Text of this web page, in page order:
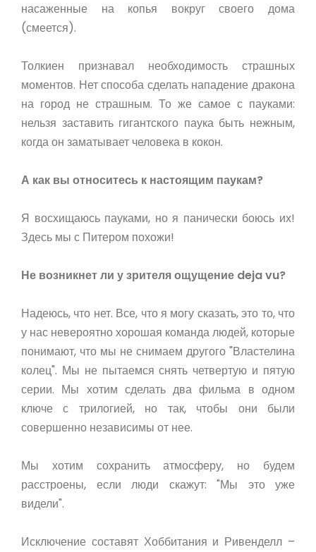
насаженные на копья вокруг своего дома
(смеется).
Толкиен признавал необходимость страшных
моментов. Нет способа сделать нападение дракона
на город не страшным. То же самое с пауками:
нельзя заставить гигантского паука быть нежным,
когда он заматывает человека в кокон.
А как вы относитесь к настоящим паукам?
Я восхищаюсь пауками, но я панически боюсь их!
Здесь мы с Питером похожи!
Не возникнет ли у зрителя ощущение deja vu?
Надеюсь, что нет. Все, что я могу сказать, это то, что
у нас невероятно хорошая команда людей, которые
понимают, что мы не снимаем другого "Властелина
колец". Мы не пытаемся снять четвертую и пятую
серии. Мы хотим сделать два фильма в одном
ключе с трилогией, но так, чтобы они были
совершенно независимы от нее.
Мы хотим сохранить атмосферу, но будем
расстроены, если люди скажут: "Мы это уже
видели".
Исключение составят Хоббитания и Ривенделл –